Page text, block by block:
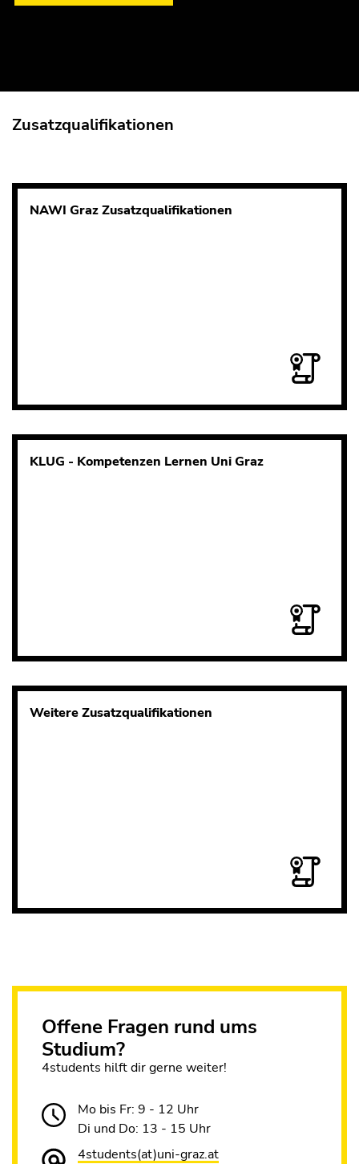
Zusatzqualifikationen
NAWI Graz Zusatzqualifikationen
KLUG - Kompetenzen Lernen Uni Graz
Weitere Zusatzqualifikationen
Offene Fragen rund ums
Studium?
4students hilft dir gerne weiter!
Mo bis Fr: 9 - 12 Uhr
Di und Do: 13 - 15 Uhr
4students(at)uni-graz.at